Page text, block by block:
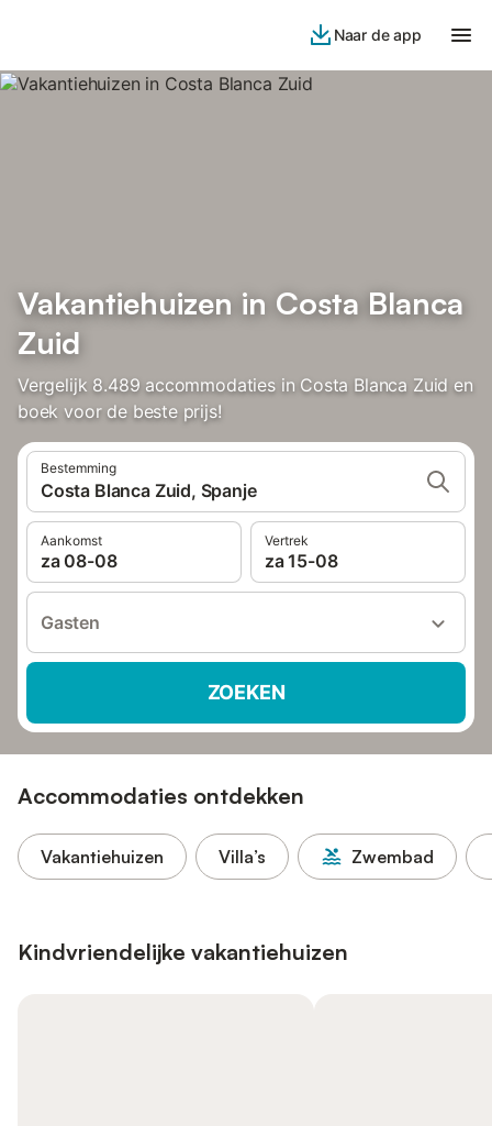
Naar de app
Vakantiehuizen in Costa Blanca
Zuid
Vergelijk 8.489 accommodaties in Costa Blanca Zuid en
boek voor de beste prijs!
Bestemming
Costa Blanca Zuid, Spanje
Aankomst
za 08-08
Vertrek
za 15-08
Gasten
ZOEKEN
Accommodaties ontdekken
Vakantiehuizen Villa’s Zwembad
Kindvriendelijke vakantiehuizen